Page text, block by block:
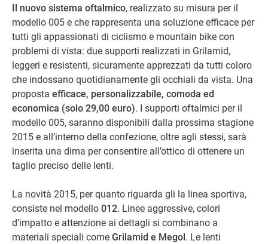
Il nuovo sistema oftalmico, realizzato su misura per il
modello 005 e che rappresenta una soluzione efficace per
tutti gli appassionati di ciclismo e mountain bike con
problemi di vista: due supporti realizzati in Grilamid,
leggeri e resistenti, sicuramente apprezzati da tutti coloro
che indossano quotidianamente gli occhiali da vista. Una
proposta efficace, personalizzabile, comoda ed
economica (solo 29,00 euro). I supporti oftalmici per il
modello 005, saranno disponibili dalla prossima stagione
2015 e all’interno della confezione, oltre agli stessi, sarà
inserita una dima per consentire all’ottico di ottenere un
taglio preciso delle lenti.
La novità 2015, per quanto riguarda gli la linea sportiva,
consiste nel modello 012. Linee aggressive, colori
d’impatto e attenzione ai dettagli si combinano a
materiali speciali come Grilamid e Megol . Le lenti